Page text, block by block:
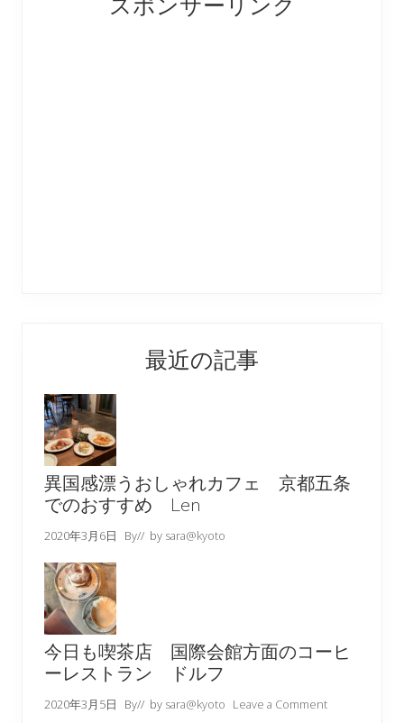
Interactions
Sidebar
最近の記事
異国感漂うおしゃれカフェ 京都五条
でのおすすめ Len
2020年3月6日 By// by sara@kyoto
今日も喫茶店 国際会館方面のコーヒ
ーレストラン ドルフ
2020年3月5日 By// by sara@kyoto Leave a Comment